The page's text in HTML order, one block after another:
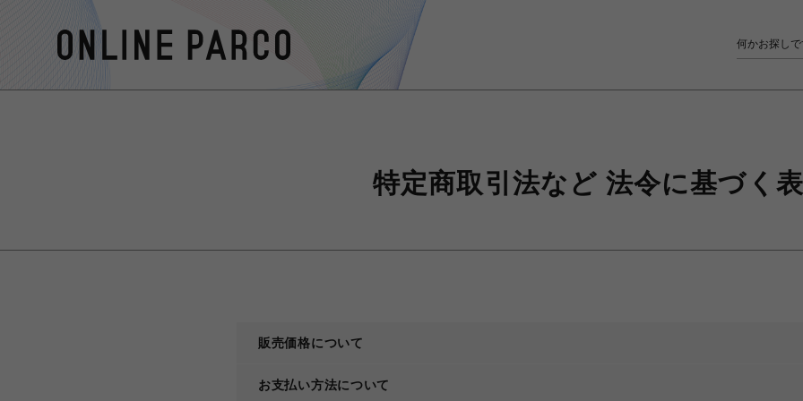
特定商取引法など 法令に基づく
販売価格について
お支払い方法について